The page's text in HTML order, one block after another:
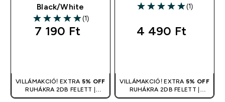
Black/White
5 out of 5 stars
(1)
7 190 Ft‎
VILLÁMAKCIÓ! EXTRA 5% OFF
RUHÁKRA 2DB FELETT |
KUPONNAL ÖSSZEVONHATÓ
5 out of 5 stars
(1)
4 490 Ft‎
VILLÁMAKCIÓ! EXTRA 5% OFF
RUHÁKRA 2DB FELETT |
KUPONNAL ÖSSZEVONHATÓ